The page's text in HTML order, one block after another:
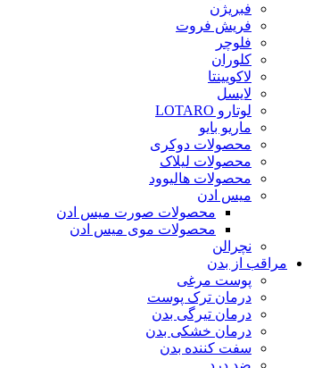
فبریژن
فریش فروت
فلوچر
کلوران
لاکویینتا
لایسل
لوتارو LOTARO
ماریو بایو
محصولات دوکری
محصولات لیلاک
محصولات هالیوود
میس ادن
محصولات صورت میس ادن
محصولات موی میس ادن
نچرالن
مراقب از بدن
پوست مرغی
درمان ترک پوست
درمان تیرگی بدن
درمان خشکی بدن
سفت کننده بدن
ضد درد